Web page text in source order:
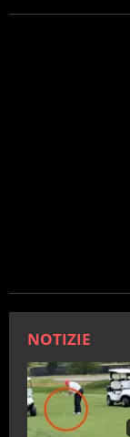
NOTIZIE